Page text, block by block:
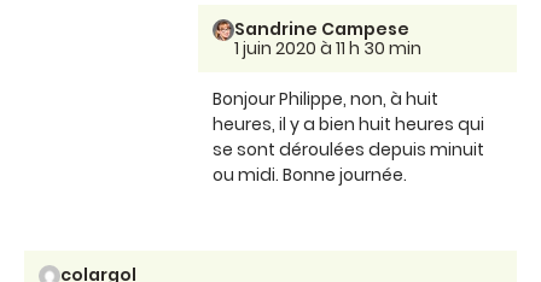
Sandrine Campese
1 juin 2020 à 11 h 30 min
Bonjour Philippe, non, à huit
heures, il y a bien huit heures qui
se sont déroulées depuis minuit
ou midi. Bonne journée.
colargol